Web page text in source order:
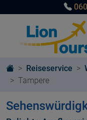
Reiseservice
Tampere